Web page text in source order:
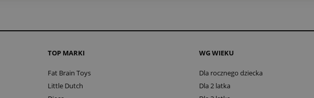
TOP MARKI
Fat Brain Toys
Little Dutch
WG WIEKU
Dla rocznego dziecka
Dla 2 latka